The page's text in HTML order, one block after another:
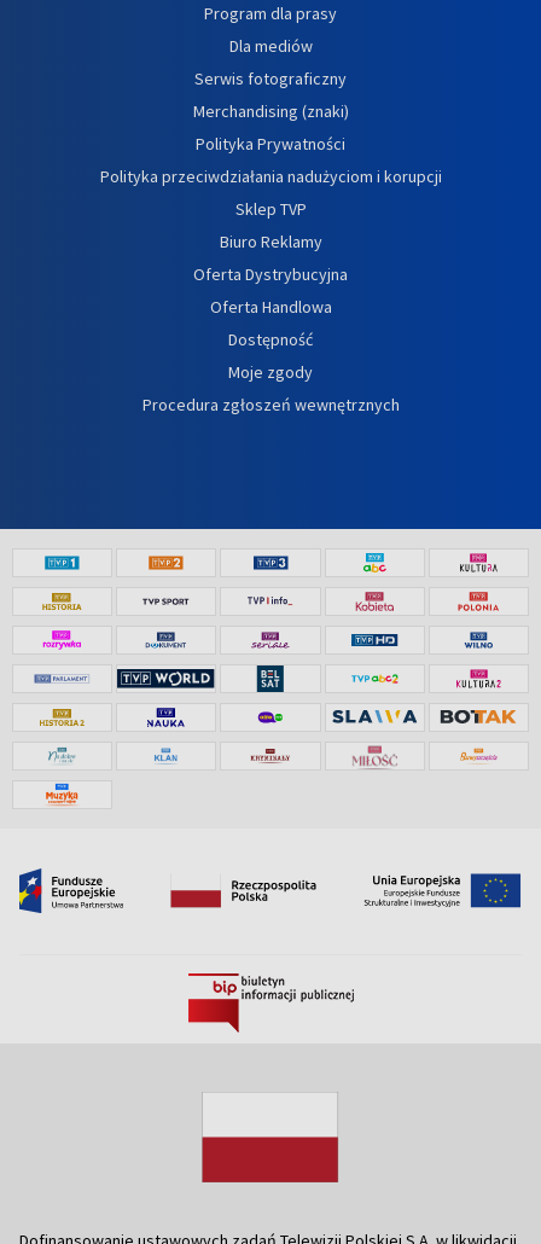
Program dla prasy
Dla mediów
Serwis fotograficzny
Merchandising (znaki)
Polityka Prywatności
Polityka przeciwdziałania nadużyciom i korupcji
Sklep TVP
Biuro Reklamy
Oferta Dystrybucyjna
Oferta Handlowa
Dostępność
Moje zgody
Procedura zgłoszeń wewnętrznych